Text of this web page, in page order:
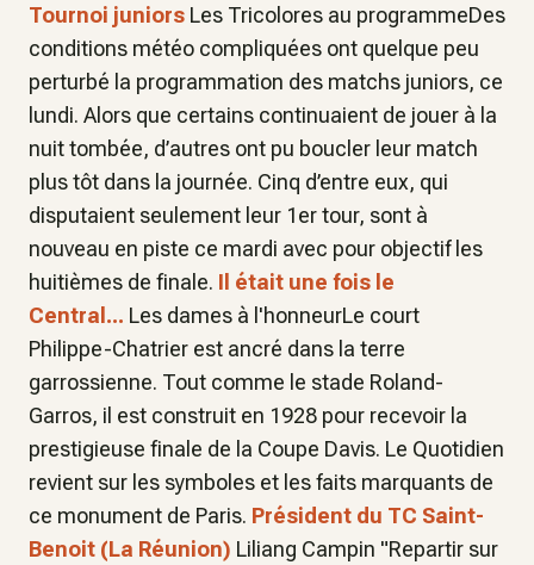
Tournoi juniors Les Tricolores au programmeDes
conditions météo compliquées ont quelque peu
perturbé la programmation des matchs juniors, ce
lundi. Alors que certains continuaient de jouer à la
nuit tombée, d’autres ont pu boucler leur match
plus tôt dans la journée. Cinq d’entre eux, qui
disputaient seulement leur 1er tour, sont à
nouveau en piste ce mardi avec pour objectif les
huitièmes de finale. Il était une fois le
Central... Les dames à l'honneurLe court
Philippe-Chatrier est ancré dans la terre
garrossienne. Tout comme le stade Roland-
Garros, il est construit en 1928 pour recevoir la
prestigieuse finale de la Coupe Davis. Le Quotidien
revient sur les symboles et les faits marquants de
ce monument de Paris. Président du TC Saint-
Benoit (La Réunion) Liliang Campin "Repartir sur